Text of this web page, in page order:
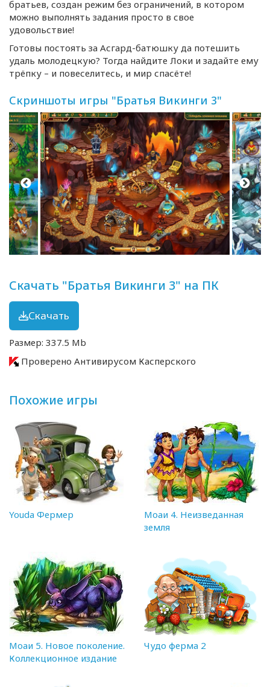
братьев, создан режим без ограничений, в котором
можно выполнять задания просто в свое
удовольствие!
Готовы постоять за Асгард-батюшку да потешить
удаль молодецкую? Тогда найдите Локи и задайте ему
трёпку – и повеселитесь, и мир спасёте!
Скриншоты игры "Братья Викинги 3"
Скачать "Братья Викинги 3" на ПК
Скачать
Размер: 337.5 Mb
Проверено Антивирусом Касперского
Похожие игры
Youda Фермер
Моаи 4. Неизведанная
земля
Моаи 5. Новое поколение.
Коллекционное издание
Чудо ферма 2